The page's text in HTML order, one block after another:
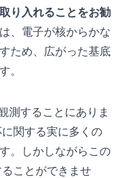
り入れることをお勧
、電子が核からかな
ため、広がった基底
。
測することにありま
関する実に多くの
。しかしながらこの
ことができませ